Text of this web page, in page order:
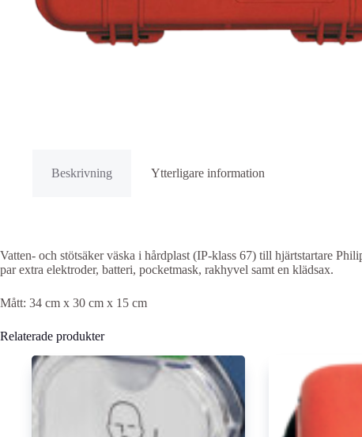
Beskrivning Ytterligare information
Vatten- och stötsäker väska i hårdplast (IP-klass 67) till hjärtstartare
par extra elektroder, batteri, pocketmask, rakhyvel samt en klädsax.
Mått: 34 cm x 30 cm x 15 cm
Relaterade produkter